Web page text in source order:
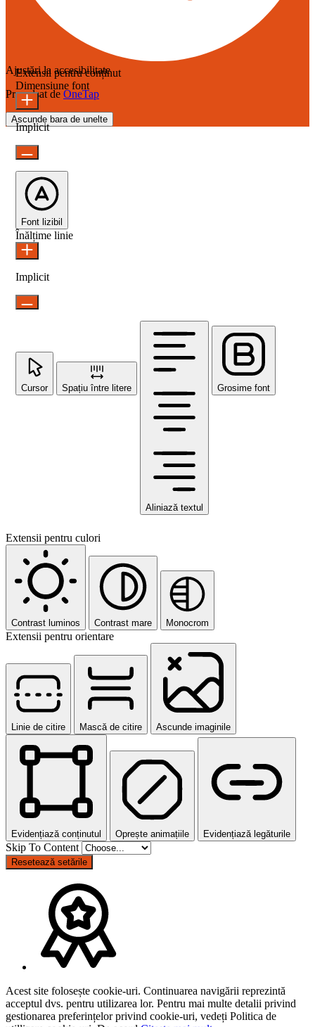
Ajustări la accesibilitate
Propulsat de OneTap
Ascunde bara de unelte
Extensii pentru conținut
Dimensiune font
Implicit
Font lizibil
Înălțime linie
Implicit
Cursor Spațiu între litere
Aliniază textul
Grosime font
Extensii pentru culori
Contrast luminos Contrast mare Monocrom
Extensii pentru orientare
Linie de citire Mască de citire Ascunde imaginile
Evidențiază conținutul Oprește animațiile Evidențiază legăturile
Skip To Content
Resetează setările
Acest site folosește cookie-uri. Continuarea navigării reprezintă
acceptul dvs. pentru utilizarea lor. Pentru mai multe detalii privind
gestionarea preferințelor privind cookie-uri, vedeți Politica de